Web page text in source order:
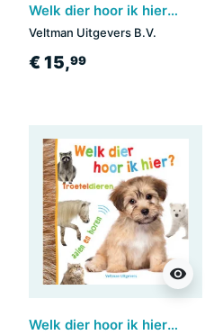
Welk dier hoor ik hier? - Boerderijdieren
Veltman Uitgevers B.V.
€ 15,99
visibility
Welk dier hoor ik hier? - Troeteldieren